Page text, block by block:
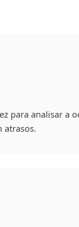
para analisar a
atrasos.